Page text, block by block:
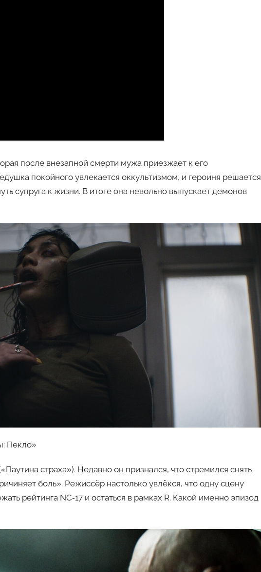
после внезапной смерти мужа приезжает к его
покойного увлекается оккультизмом, и героиня решается
супруга к жизни. В итоге она невольно выпускает демонов
Пекло»
страха»). Недавно он признался, что стремился снять
боль». Режиссёр настолько увлёкся, что одну сцену
рейтинга NC‑17 и остаться в рамках R. Какой именно эпизод